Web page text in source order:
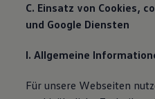
C. Einsatz von Cookies,
und Google Diensten
I. Allgemeine
Für unsere Webseiten